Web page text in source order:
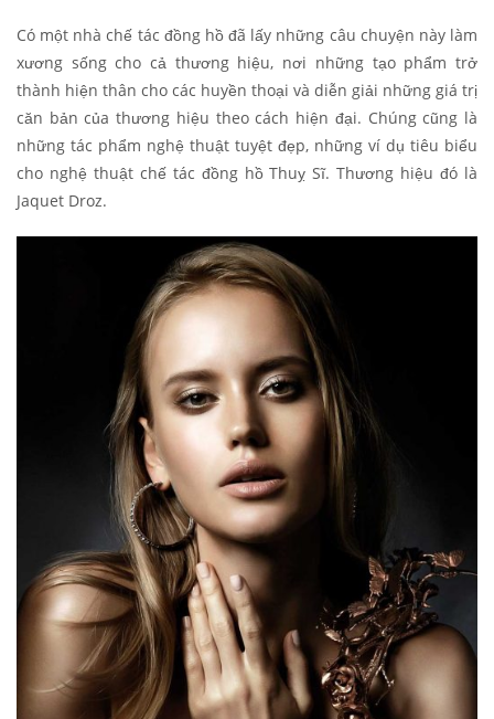
Có một nhà chế tác đồng hồ đã lấy những câu chuyện này làm
xương sống cho cả thương hiệu, nơi những tạo phẩm trở
thành hiện thân cho các huyền thoại và diễn giải những giá trị
căn bản của thương hiệu theo cách hiện đại. Chúng cũng là
những tác phẩm nghệ thuật tuyệt đẹp, những ví dụ tiêu biểu
cho nghệ thuật chế tác đồng hồ Thuỵ Sĩ. Thương hiệu đó là
Jaquet Droz.